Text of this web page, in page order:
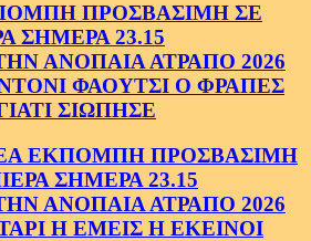
ΠΡΟΣΒΑΣΙΜΗ ΣΕ
ΣΗΜΕΡΑ 23.15
ΑΝΟΠΑΙΑ ΑΤΡΑΠΟ 2026
ΦΑΟΥΤΣΙ Ο ΦΡΑΠΕΣ
ΣΙΩΠΗΣΕ
ΕΚΠΟΜΠΗ ΠΡΟΣΒΑΣΙΜΗ
ΣΗΜΕΡΑ 23.15
ΑΝΟΠΑΙΑ ΑΤΡΑΠΟ 2026
Η ΕΜΕΙΣ Η ΕΚΕΙΝΟΙ